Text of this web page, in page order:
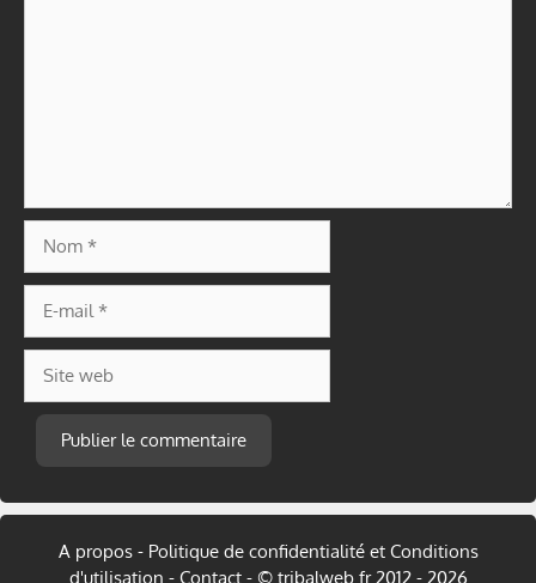
mail
web
l
A propos- Politique de confidentialité et Conditions
d'utilisation - Contact- © tribalweb.fr 2012 - 2026